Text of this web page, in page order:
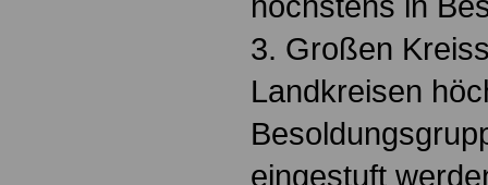
3. Großen
Landkreisen
eingestuft